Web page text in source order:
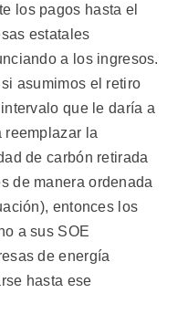
los pagos hasta el
estatales
a los ingresos.
asumimos el retiro
que le daría a
reemplazar la
de carbón retirada
de manera ordenada
entonces los
a sus SOE
de energía
hasta ese